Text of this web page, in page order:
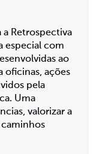
Retrospectiva
especial com
ao
oficinas, ações
pela
Uma
valorizar a